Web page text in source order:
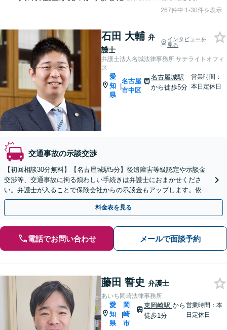
267件中 1-30件を表示
石田 大輔 弁
護士
インタビューを
見る
弁護士法人名城法律事務所 サテライトオフィ
ス
愛
知
県
|
名古屋
市中区
名古屋城駅
から徒歩5分
営業時間：
本日定休日
交通事故の示談交渉
【初回相談30分無料】【名古屋城駅5分】後遺障害等級認定や示談金
交渉等、交通事故に拘る煩わしい手続きは弁護士におまかせくださ
い。弁護士が入ることで保険会社からの示談金もアップします。依頼
者様は心身の回復にどうぞご専念ください。
料金表を見る
電話でお問い合わせ メールで面談予約
藤田 誓史 弁護士
あいち岡崎法律事務所
愛
知
県
|
岡
崎
市
東岡崎駅 から
徒歩1分
営業時間：本
日定休日